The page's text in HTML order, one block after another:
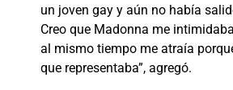
un joven gay y aún no había
Creo que Madonna me
al mismo tiempo me atraía
que representaba”, agregó.